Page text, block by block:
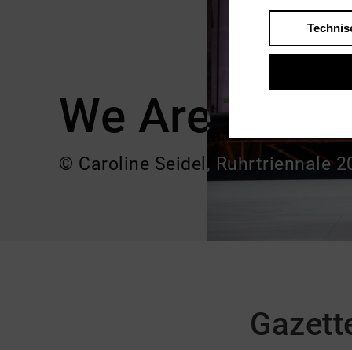
We Are The
© Caroline Seidel, Ruhrtriennale